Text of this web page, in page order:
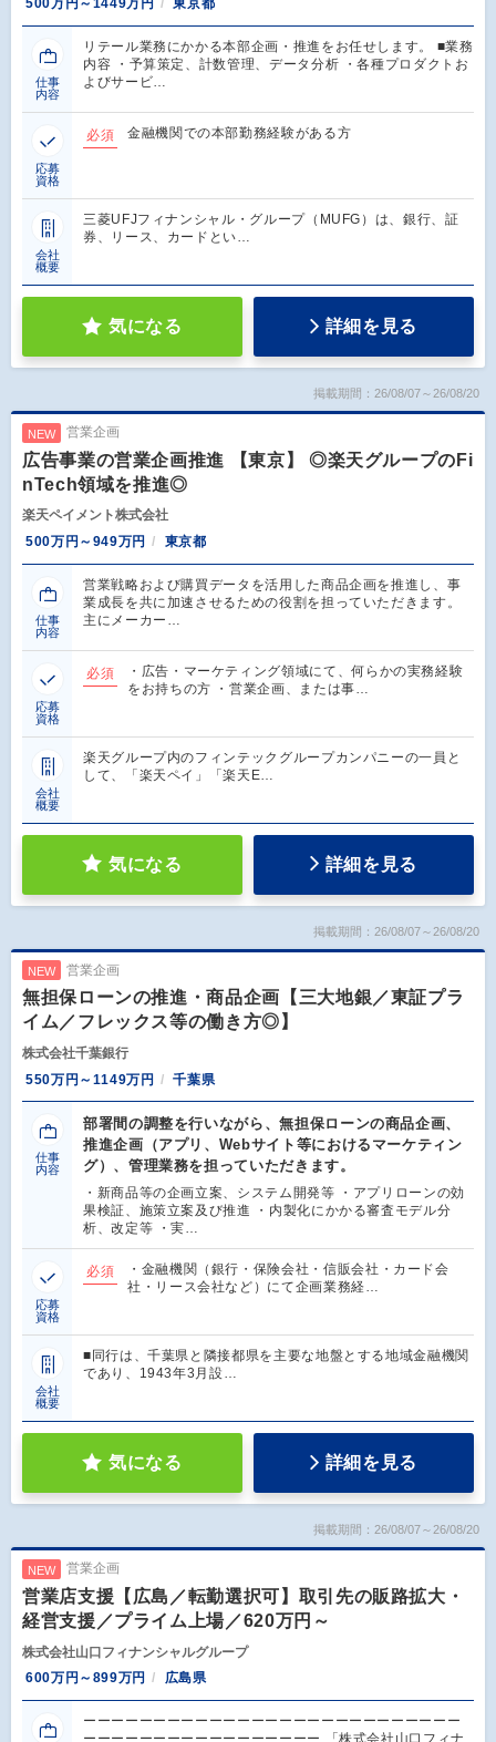
500万円～1449万円 東京都
仕事
内容
リテール業務にかかる本部企画・推進をお任せします。 ■業務
内容 ・予算策定、計数管理、データ分析 ・各種プロダクトお
よびサービ…
応募
資格
必須 金融機関での本部勤務経験がある方
会社
概要
三菱UFJフィナンシャル・グループ（MUFG）は、銀行、証
券、リース、カードとい…
気になる 詳細を見る
掲載期間：26/08/07～26/08/20
NEW 営業企画
広告事業の営業企画推進 【東京】 ◎楽天グループのFi
nTech領域を推進◎
楽天ペイメント株式会社
500万円～949万円
東京都
仕事
内容
営業戦略および購買データを活用した商品企画を推進し、事
業成長を共に加速させるための役割を担っていただきます。
主にメーカー…
応募
資格
必須
・広告・マーケティング領域にて、何らかの実務経験
をお持ちの方 ・営業企画、または事…
会社
概要
楽天グループ内のフィンテックグループカンパニーの一員と
して、「楽天ペイ」「楽天E…
気になる 詳細を見る
掲載期間：26/08/07～26/08/20
NEW 営業企画
無担保ローンの推進・商品企画【三大地銀／東証プラ
イム／フレックス等の働き方◎】
株式会社千葉銀行
550万円～1149万円
千葉県
仕事
内容
部署間の調整を行いながら、無担保ローンの商品企画、
推進企画（アプリ、Webサイト等におけるマーケティン
グ）、管理業務を担っていただきます。
・新商品等の企画立案、システム開発等 ・アプリローンの効
果検証、施策立案及び推進 ・内製化にかかる審査モデル分
析、改定等 ・実…
応募
資格
必須
・金融機関（銀行・保険会社・信販会社・カード会
社・リース会社など）にて企画業務経…
会社
概要
■同行は、千葉県と隣接都県を主要な地盤とする地域金融機関
であり、1943年3月設…
気になる 詳細を見る
掲載期間：26/08/07～26/08/20
NEW 営業企画
営業店支援【広島／転勤選択可】取引先の販路拡大・
経営支援／プライム上場／620万円～
株式会社山口フィナンシャルグループ
600万円～899万円
広島県
ーーーーーーーーーーーーーーーーーーーーーーーーーーー